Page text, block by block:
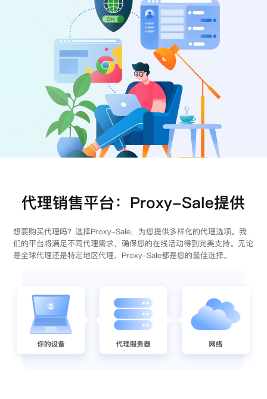
代理销售平台：Proxy-Sale提供
想要购买代理吗？选择Proxy-Sale，为您提供多样化的代理选项。我
们的平台将满足不同代理需求，确保您的在线活动得到完美支持。无论
是全球代理还是特定地区代理，Proxy-Sale都是您的最佳选择。